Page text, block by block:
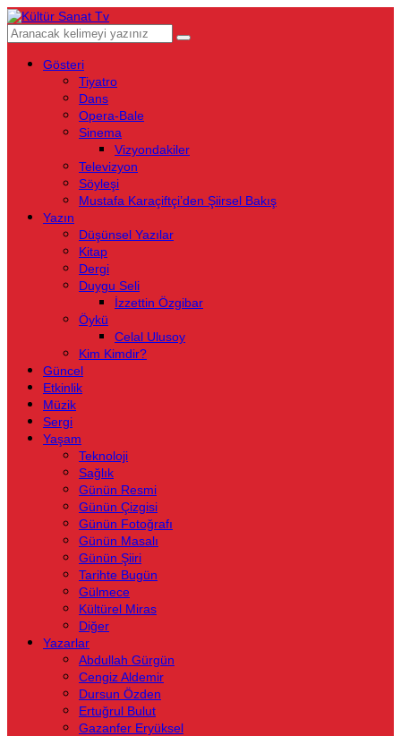
Gösteri
Tiyatro
Dans
Opera-Bale
Sinema
Vizyondakiler
Televizyon
Söyleşi
Mustafa Karaçiftçi’den Şiirsel Bakış
Yazın
Düşünsel Yazılar
Kitap
Dergi
Duygu Seli
İzzettin Özgibar
Öykü
Celal Ulusoy
Kim Kimdir?
Güncel
Etkinlik
Müzik
Sergi
Yaşam
Teknoloji
Sağlık
Günün Resmi
Günün Çizgisi
Günün Fotoğrafı
Günün Masalı
Günün Şiiri
Tarihte Bugün
Gülmece
Kültürel Miras
Diğer
Yazarlar
Abdullah Gürgün
Cengiz Aldemir
Dursun Özden
Ertuğrul Bulut
Gazanfer Eryüksel